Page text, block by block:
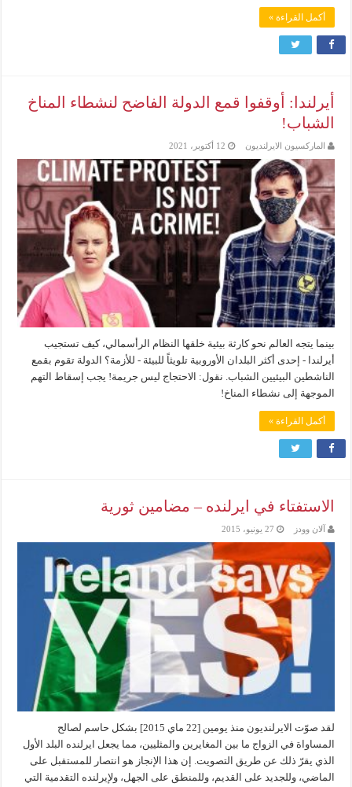
أكمل القراءة »
أيرلندا: أوقفوا قمع الدولة الفاضح لنشطاء المناخ
الشباب!
الماركسيون الايرلنديون 12 أكتوبر، 2021
بينما يتجه العالم نحو كارثة بيئية خلقها النظام الرأسمالي، كيف تستجيب
أيرلندا - إحدى أكثر البلدان الأوروبية تلويثاً للبيئة - للأزمة؟ الدولة تقوم بقمع
الناشطين البيئيين الشباب. نقول: الاحتجاج ليس جريمة! يجب إسقاط التهم
الموجهة إلى نشطاء المناخ!
أكمل القراءة »
الاستفتاء في ايرلنده – مضامين ثورية
آلان وودز 27 يونيو، 2015
لقد صوّت الايرلنديون منذ يومين [22 ماي 2015] بشكل حاسم لصالح
المساواة في الزواج ما بين المغايرين والمثليين، مما يجعل ايرلنده البلد الأول
الذي يقرّ ذلك عن طريق التصويت. إن هذا الإنجاز هو انتصار للمستقبل على
الماضي، وللجديد على القديم، وللمنطق على الجهل، ولإيرلنده التقدمية التي